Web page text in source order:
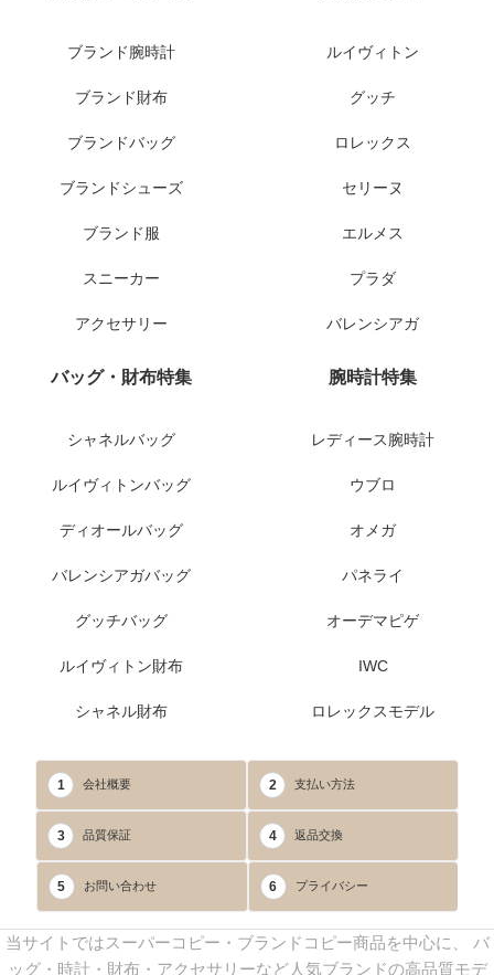
ブランド腕時計
ブランド財布
ブランドバッグ
ブランドシューズ
ブランド服
スニーカー
アクセサリー
ルイヴィトン
グッチ
ロレックス
セリーヌ
エルメス
プラダ
バレンシアガ
バッグ・財布特集
シャネルバッグ
ルイヴィトンバッグ
ディオールバッグ
バレンシアガバッグ
グッチバッグ
ルイヴィトン財布
シャネル財布
腕時計特集
レディース腕時計
ウブロ
オメガ
パネライ
オーデマピゲ
IWC
ロレックスモデル
1 会社概要 2 支払い方法
3 品質保証 4 返品交換
5 お問い合わせ 6 プライバシー
当サイトではスーパーコピー・ブランドコピー商品を中心に、 バ
ッグ・時計・財布・アクセサリーなど人気ブランドの高品質モデ